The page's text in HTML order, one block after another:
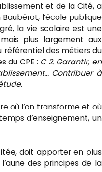
et de la Cité, a
l’école publique
la vie scolaire est une
plus largement aux
référentiel des métiers du
du CPE : C 2. Garantir, en
Contribuer à
où l’on transforme et où
d’enseignement, un
doit apporter en plus
des principes de la